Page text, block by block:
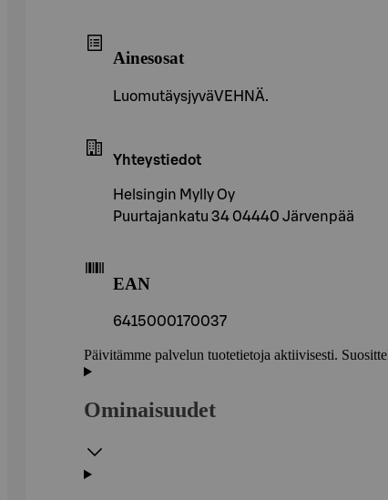
Ainesosat
LuomutäysjyväVEHNÄ.
Yhteystiedot
Helsingin Mylly Oy
Puurtajankatu 34 04440 Järvenpää
EAN
6415000170037
Päivitämme palvelun tuotetietoja aktiivisesti.
Ominaisuudet